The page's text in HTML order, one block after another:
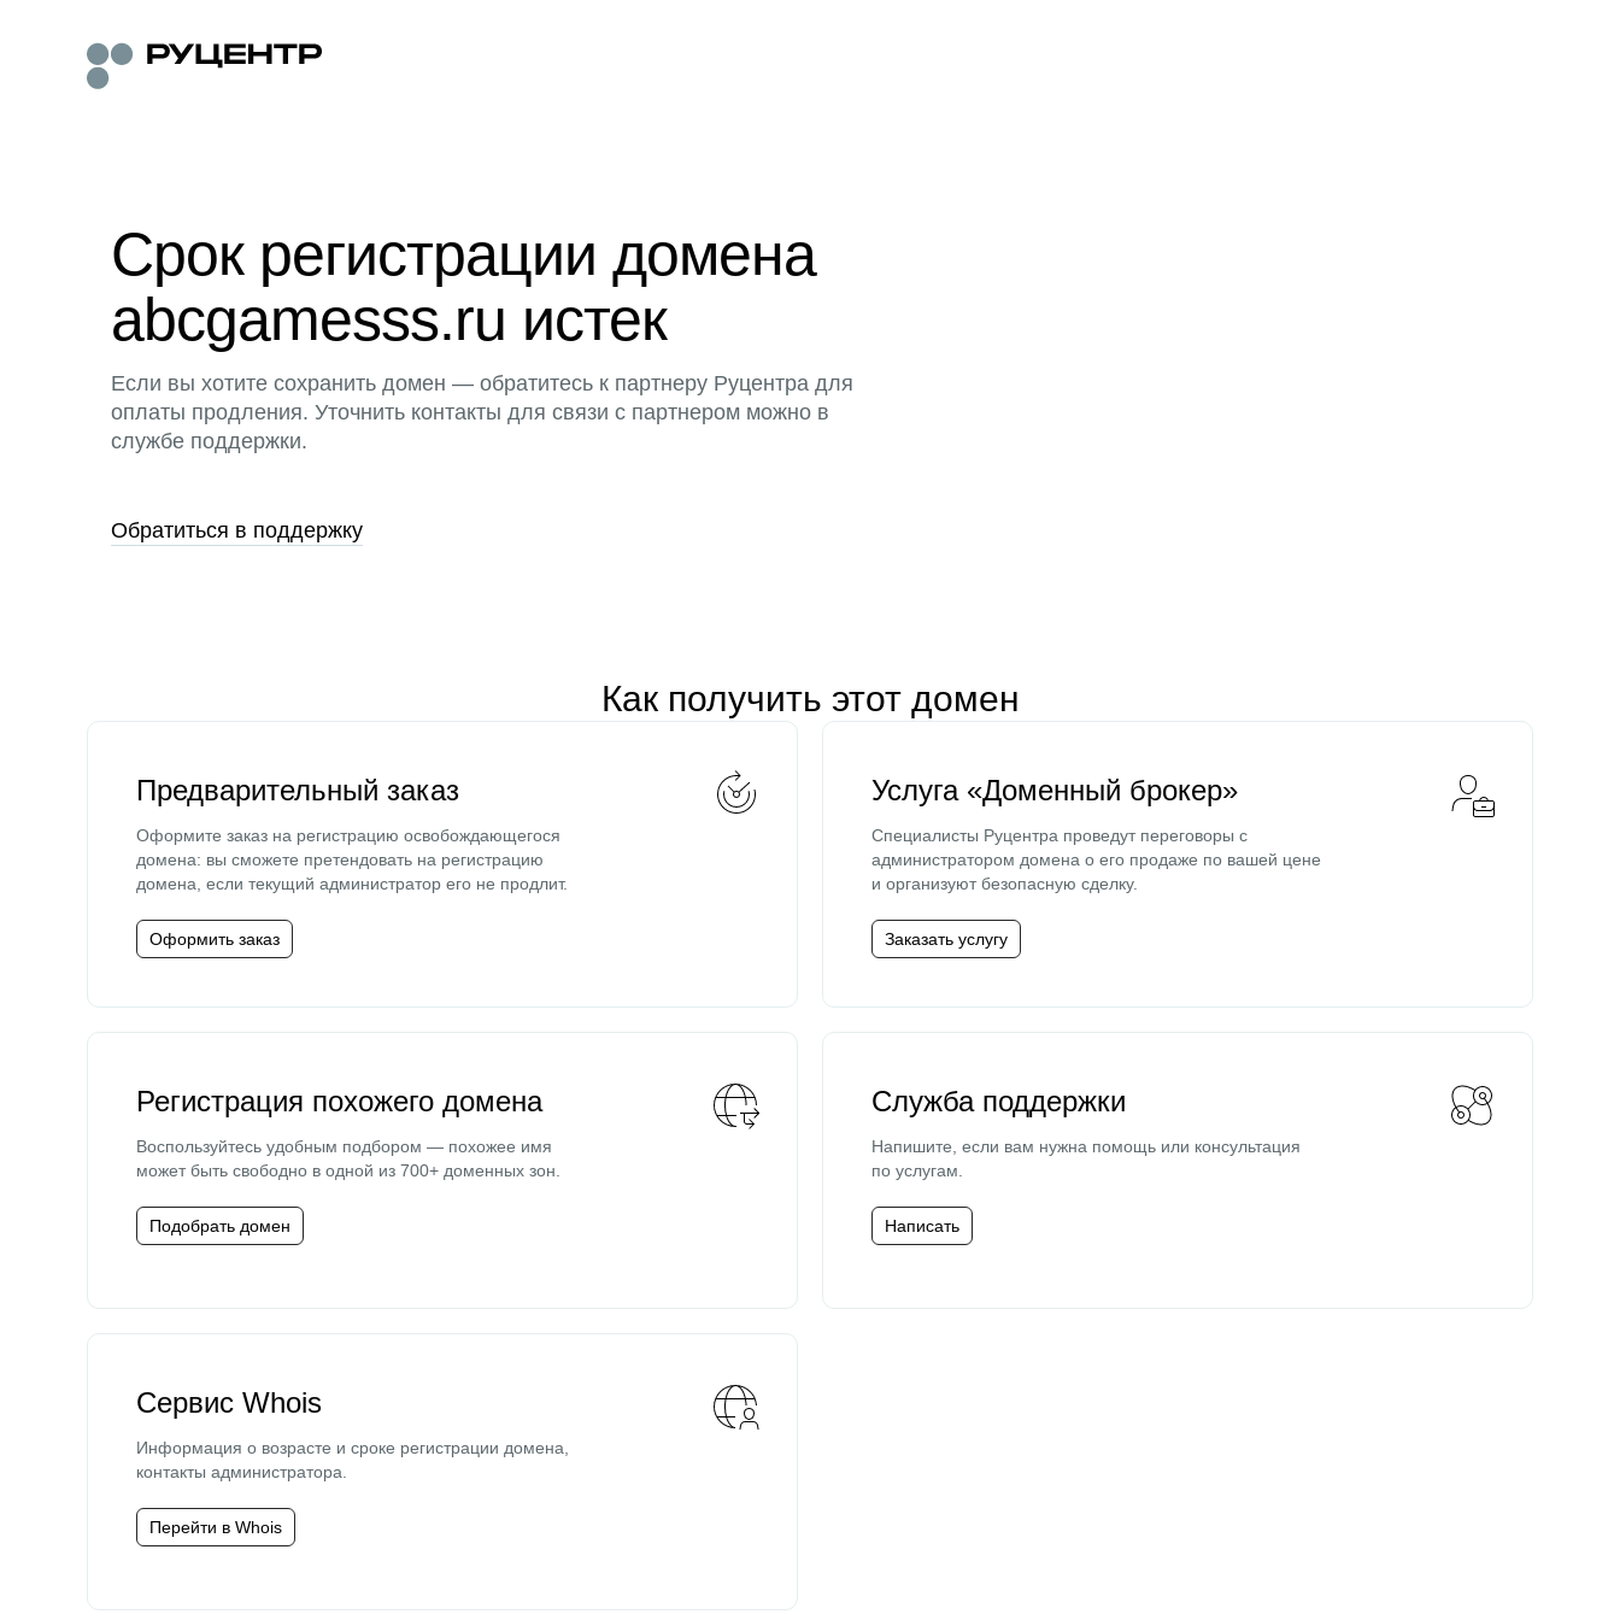
Срок регистрации домена
abcgamesss.ru истек
Если вы хотите сохранить домен — обратитесь к партнеру Руцентра для
оплаты продления. Уточнить контакты для связи с партнером можно в
службе поддержки.
Обратиться в поддержку
Как получить этот домен
Предварительный заказ
Оформите заказ на регистрацию освобождающегося
домена: вы сможете претендовать на регистрацию
домена, если текущий администратор его не продлит.
Оформить заказ
Услуга «Доменный брокер»
Специалисты Руцентра проведут переговоры с
администратором домена о его продаже по вашей цене
и организуют безопасную сделку.
Заказать услугу
Регистрация похожего домена
Воспользуйтесь удобным подбором — похожее имя
может быть свободно в одной из 700+ доменных зон.
Подобрать домен
Служба поддержки
Напишите, если вам нужна помощь или консультация
по услугам.
Написать
Сервис Whois
Информация о возрасте и сроке регистрации домена,
контакты администратора.
Перейти в Whois